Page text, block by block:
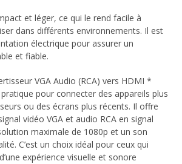
et léger, ce qui le rend facile à
dans différents environnements. Il est
électrique pour assurer un
et fiable.
VGA Audio (RCA) vers HDMI *
pour connecter des appareils plus
ou des écrans plus récents. Il offre
vidéo VGA et audio RCA en signal
maximale de 1080p et un son
C’est un choix idéal pour ceux qui
expérience visuelle et sonore